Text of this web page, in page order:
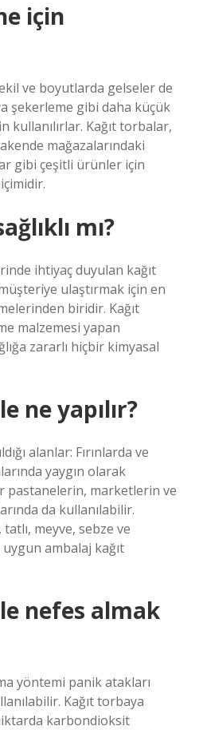
için
ve boyutlarda gelseler de
şekerleme gibi daha küçük
kullanılırlar. Kağıt torbalar,
mağazalarındaki
gibi çeşitli ürünler için
mı?
ihtiyaç duyulan kağıt
ulaştırmak için en
biridir. Kağıt
malzemesi yapan
zararlı hiçbir kimyasal
ne yapılır?
alanlar: Fırınlarda ve
yaygın olarak
pastanelerin, marketlerin ve
da kullanılabilir.
meyve, sebze ve
ambalaj kağıt
nefes almak
yöntemi panik atakları
Kağıt torbaya
karbondioksit